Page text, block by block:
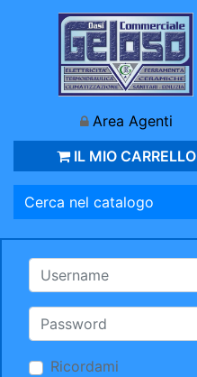
Area Agenti
IL MIO CARRELLO
Ricordami